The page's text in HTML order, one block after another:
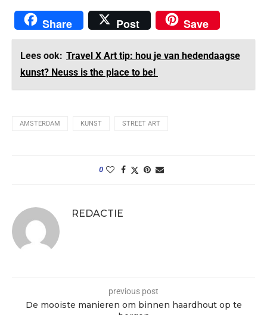
Share Post Save
Lees ook: Travel X Art tip: hou je van hedendaagse
kunst? Neuss is the place to be!
AMSTERDAM KUNST STREET ART
0
REDACTIE
previous post
De mooiste manieren om binnen haardhout op te